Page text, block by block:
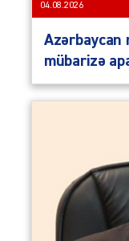
04.08.2026
Azərbaycan
mübarizə